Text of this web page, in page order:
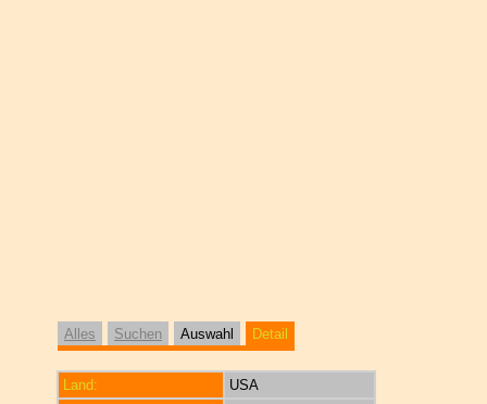
Alles Suchen Auswahl Detail
Land:
USA